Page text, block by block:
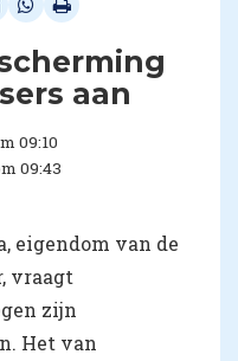
aan
09:10
09:43
eigendom van de
vraagt
zijn
Het van